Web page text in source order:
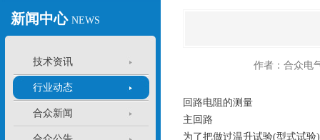
新闻中心 NEWS
技术资讯
行业动态
合众新闻
作者：合众电
回路电阻的测量
主回路
为了把做过温升试验(型式试